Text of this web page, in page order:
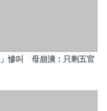
慘叫 母崩潰：只剩五官